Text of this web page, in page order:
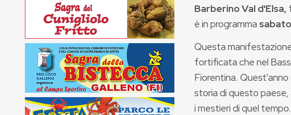
Barberino Val d'Elsa,
è in programma
Questa
fortificata che nel
Fiorentina.
storia di questo
i mestieri di quel tempo.